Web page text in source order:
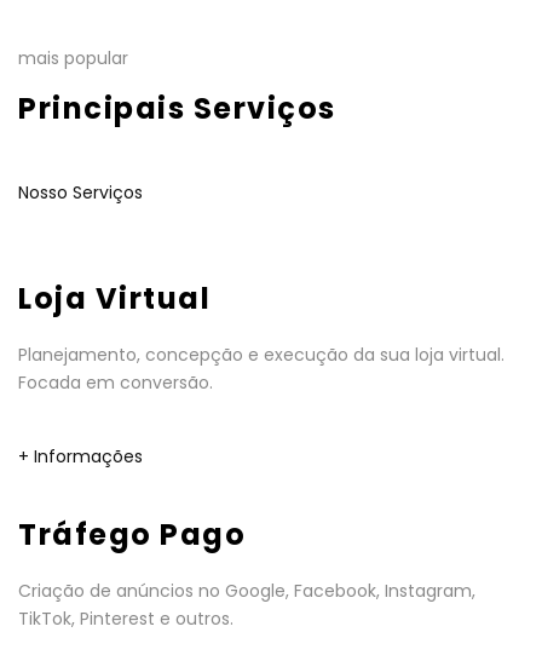
mais popular
Principais Serviços
Nosso Serviços
Loja Virtual
Planejamento, concepção e execução da sua loja virtual.
Focada em conversão.
+ Informações
Tráfego Pago
Criação de anúncios no Google, Facebook, Instagram,
TikTok, Pinterest e outros.